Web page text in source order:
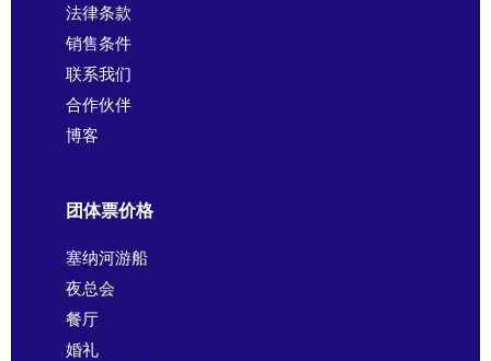
法律条款
销售条件
联系我们
合作伙伴
博客
团体票价格
塞纳河游船
夜总会
餐厅
婚礼